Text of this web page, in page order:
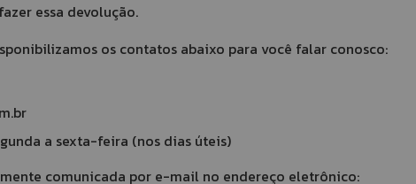
essa devolução.
os contatos abaixo para você falar conosco:
a sexta-feira (nos dias úteis)
comunicada por e-mail no endereço eletrônico: